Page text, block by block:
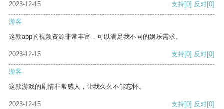
2023-12-15
支持[0] 反对[0]
游客
这款app的视频资源非常丰富，可以满足我不同的娱乐需求。
2023-12-15 支持[0] 反对[0]
游客
这款游戏的剧情非常感人，让我久久不能忘怀。
2023-12-15 支持[0] 反对[0]